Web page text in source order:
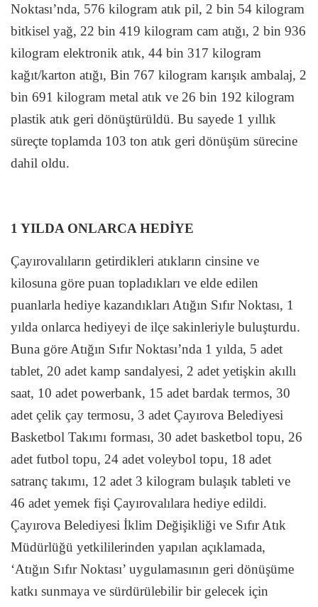
Noktası’nda, 576 kilogram atık pil, 2 bin 54 kilogram
bitkisel yağ, 22 bin 419 kilogram cam atığı, 2 bin 936
kilogram elektronik atık, 44 bin 317 kilogram
kağıt/karton atığı, Bin 767 kilogram karışık ambalaj, 2
bin 691 kilogram metal atık ve 26 bin 192 kilogram
plastik atık geri dönüştürüldü. Bu sayede 1 yıllık
süreçte toplamda 103 ton atık geri dönüşüm sürecine
dahil oldu.
1 YILDA ONLARCA HEDİYE
Çayırovalıların getirdikleri atıkların cinsine ve
kilosuna göre puan topladıkları ve elde edilen
puanlarla hediye kazandıkları Atığın Sıfır Noktası, 1
yılda onlarca hediyeyi de ilçe sakinleriyle buluşturdu.
Buna göre Atığın Sıfır Noktası’nda 1 yılda, 5 adet
tablet, 20 adet kamp sandalyesi, 2 adet yetişkin akıllı
saat, 10 adet powerbank, 15 adet bardak termos, 30
adet çelik çay termosu, 3 adet Çayırova Belediyesi
Basketbol Takımı forması, 30 adet basketbol topu, 26
adet futbol topu, 24 adet voleybol topu, 18 adet
satranç takımı, 12 adet 3 kilogram bulaşık tableti ve
46 adet yemek fişi Çayırovalılara hediye edildi.
Çayırova Belediyesi İklim Değişikliği ve Sıfır Atık
Müdürlüğü yetkililerinden yapılan açıklamada,
‘Atığın Sıfır Noktası’ uygulamasının geri dönüşüme
katkı sunmaya ve sürdürülebilir bir gelecek için